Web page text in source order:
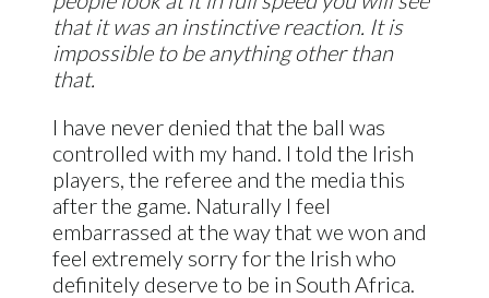
that it was an instinctive reaction. It is
impossible to be anything other than
that.
I have never denied that the ball was
controlled with my hand. I told the Irish
players, the referee and the media this
after the game. Naturally I feel
embarrassed at the way that we won and
feel extremely sorry for the Irish who
definitely deserve to be in South Africa.